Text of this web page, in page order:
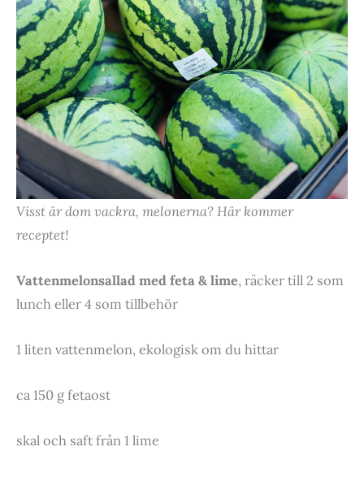
Visst är dom vackra, melonerna? Här kommer
receptet!
Vattenmelonsallad med feta & lime, räcker till 2 som
lunch eller 4 som tillbehör
1 liten vattenmelon, ekologisk om du hittar
ca 150 g fetaost
skal och saft från 1 lime